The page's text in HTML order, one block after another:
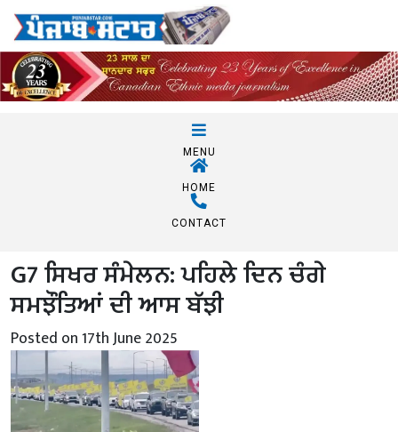
MENU
HOME
CONTACT
G7 ਸਿਖਰ ਸੰਮੇਲਨ: ਪਹਿਲੇ ਦਿਨ ਚੰਗੇ
ਸਮਝੌਤਿਆਂ ਦੀ ਆਸ ਬੱਝੀ
Posted on 17th June 2025